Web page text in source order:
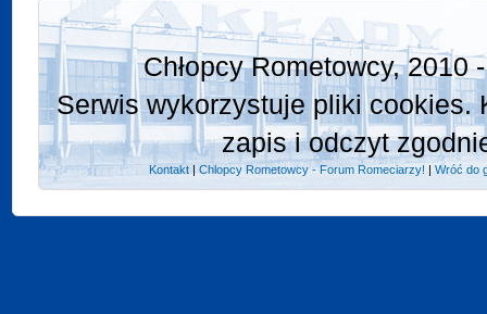
Chłopcy Rometowcy,
Serwis wykorzystuje pliki cookies.
zapis i odczyt
Kontakt| Chlopcy Rometowcy - Forum Romeciarzy! Wróć do